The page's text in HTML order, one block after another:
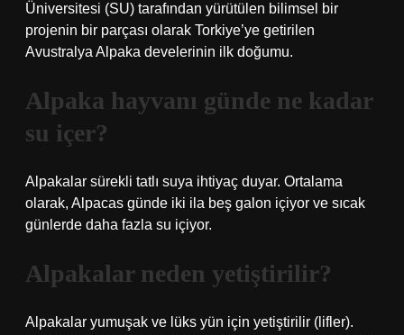
Üniversitesi (SU) tarafından yürütülen bilimsel bir
projenin bir parçası olarak Torkiye’ye getirilen
Avustralya Alpaka develerinin ilk doğumu.
Alpaka hayvanı günde ne kadar
su içer?
Alpakalar sürekli tatlı suya ihtiyaç duyar. Ortalama
olarak, Alpacas günde iki ila beş galon içiyor ve sıcak
günlerde daha fazla su içiyor.
Alpakalar neden yetiştirilir?
Alpakalar yumuşak ve lüks yün için yetiştirilir (lifler).